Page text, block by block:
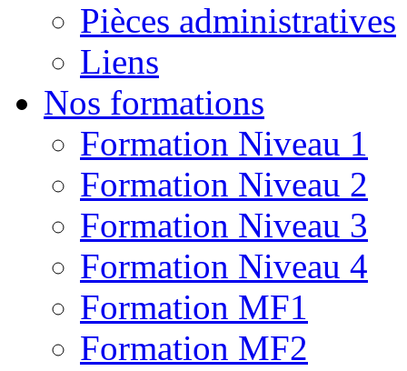
Pièces administratives
Liens
Nos formations
Formation Niveau 1
Formation Niveau 2
Formation Niveau 3
Formation Niveau 4
Formation MF1
Formation MF2